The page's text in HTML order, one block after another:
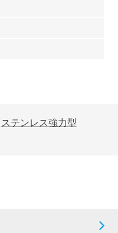
ステンレス強力型